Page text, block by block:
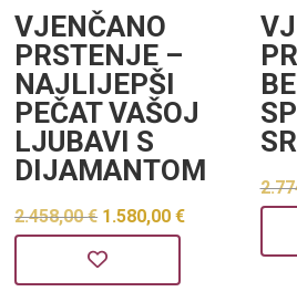
VJENČANO
PRSTENJE –
NAJLIJEPŠI
PEČAT VAŠOJ
LJUBAVI S
DIJAMANTOM
2.458,00€ Izvorna
cijena
bila
1.580,00€
Trenutna